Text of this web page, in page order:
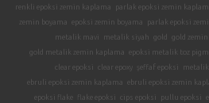
renkli epoksi zemin kaplama
parlak epoksi zemin
zemin boyama epoksi zemin boyama parlak epoksi
metalik mavi
metalik siyah gold gold zemin
gold metalik zemin kaplama epoksi metalik toz
clear epoksi clear epoxy şeffaf epoksi
metalik
ebruli epoksi zemin kaplama ebruli epoksi zemin
epoksi flake
flake epoksi cips epoksi pullu epoksi